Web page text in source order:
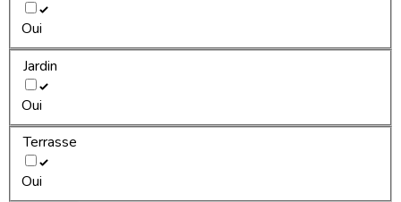
Oui
Jardin
Oui
Terrasse
Oui